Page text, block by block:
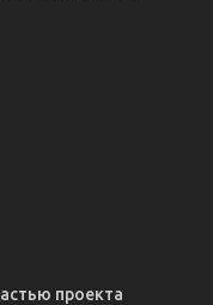
проекта